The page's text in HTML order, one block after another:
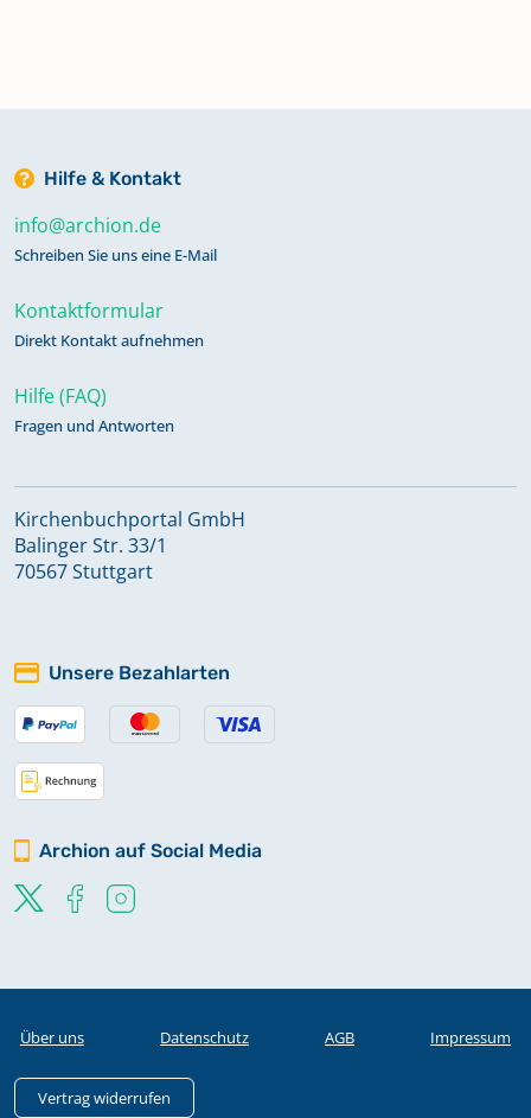
Hilfe & Kontakt
info@archion.de
Schreiben Sie uns eine E-Mail
Kontaktformular
Direkt Kontakt aufnehmen
Hilfe (FAQ)
Fragen und Antworten
Kirchenbuchportal GmbH
Balinger Str. 33/1
70567 Stuttgart
Unsere Bezahlarten
Archion auf Social Media
Über uns Datenschutz AGB Impressum
Vertrag widerrufen